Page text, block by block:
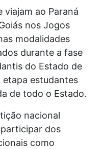
viajam ao Paraná
nos Jogos
modalidades
durante a fase
do Estado de
etapa estudantes
de todo o Estado.
nacional
dos
como